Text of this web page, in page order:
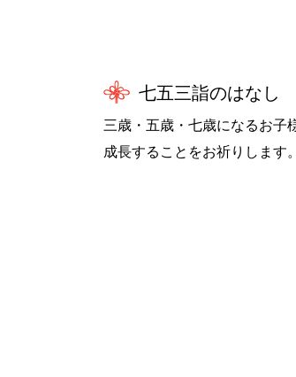
七五三詣のはなし
三歳・五歳・七歳になるお子
成長することをお祈りします